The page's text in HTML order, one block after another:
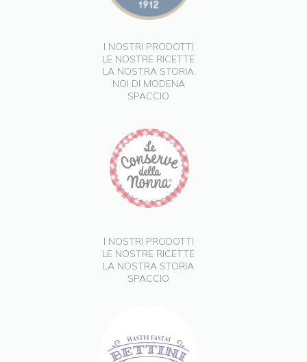
I NOSTRI PRODOTTI
LE NOSTRE RICETTE
LA NOSTRA STORIA
NOI DI MODENA
SPACCIO
I NOSTRI PRODOTTI
LE NOSTRE RICETTE
LA NOSTRA STORIA
SPACCIO